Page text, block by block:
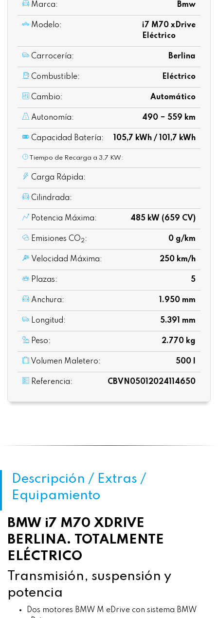
Marca: Bmw
Modelo:
i7 M70 xDrive
Eléctrico
Carrocería: Berlina
Combustible: Eléctrico
Cambio: Automático
Autonomía: 490 − 559 km
Capacidad Batería: 105,7 kWh / 101,7 kWh
Tiempo de Recarga a 3,7 KW:
Carga Rápida:
Cilindrada:
Potencia Máxima: 485 kW (659 CV)
Emisiones CO2 : 0 g/km
Velocidad Máxima: 250 km/h
Plazas: 5
Anchura: 1.950 mm
Longitud: 5.391 mm
Peso: 2.770 kg
Volumen Maletero: 500 l
Referencia: CBVN05012024114650
Descripción / Extras /
Equipamiento
BMW i7 M70 XDRIVE
BERLINA. TOTALMENTE
ELÉCTRICO
Transmisión, suspensión y
potencia
Dos motores BMW M eDrive con sistema BMW